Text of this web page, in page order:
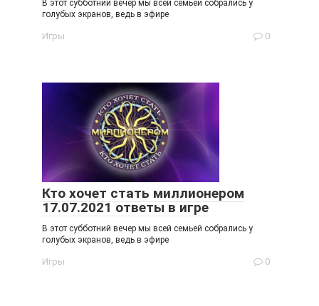
В этот субботний вечер мы всей семьей собрались у
голубых экранов, ведь в эфире
Игры 0
Кто хочет стать миллионером
17.07.2021 ответы в игре
В этот субботний вечер мы всей семьей собрались у
голубых экранов, ведь в эфире
Игры 0